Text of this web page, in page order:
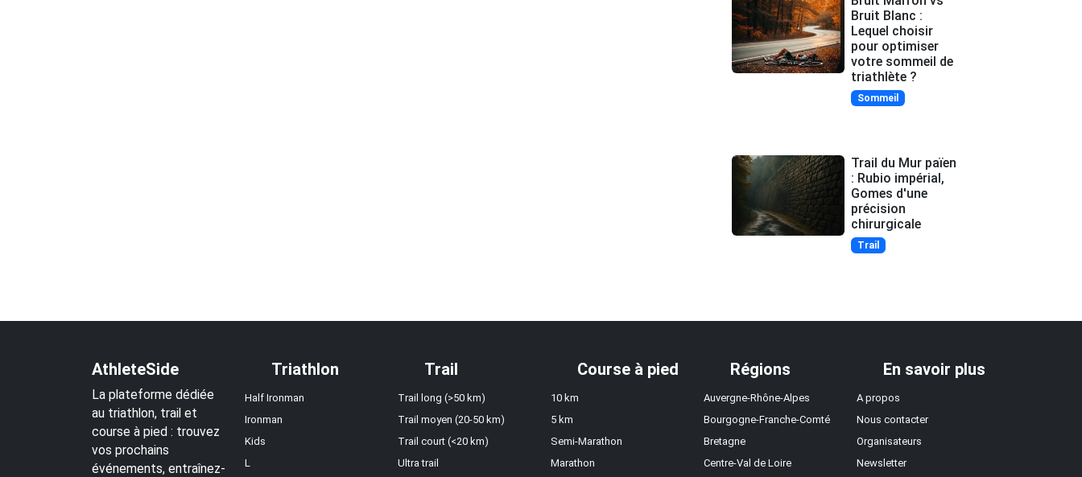
Bruit Blanc :
Lequel choisir
pour optimiser
votre sommeil de
triathlète ?
Sommeil
Trail du Mur païen
: Rubio impérial,
Gomes d'une
précision
chirurgicale
Trail
AthleteSide
La plateforme dédiée
au triathlon, trail et
course à pied : trouvez
vos prochains
événements, entraînez-
Triathlon
Half Ironman
Ironman
Kids
L
Trail
Trail long (>50 km)
Trail moyen (20-50 km)
Trail court (<20 km)
Ultra trail
Course à pied
10 km
5 km
Semi-Marathon
Marathon
Régions
Auvergne-Rhône-Alpes
Bourgogne-Franche-Comté
Bretagne
Centre-Val de Loire
En savoir plus
A propos
Nous contacter
Organisateurs
Newsletter